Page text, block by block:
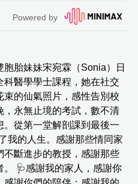
胞胎妹妹宋宛霖（Sonia）日
醫學學士課程，她在社交
的仙氣照片，感性告別校
，永無止境的考試，數不清
從第一堂解剖課到最後一
我的人生。感謝那些情同家
不斷進步的教授，感謝那些
🩺感謝我的家人，感謝你